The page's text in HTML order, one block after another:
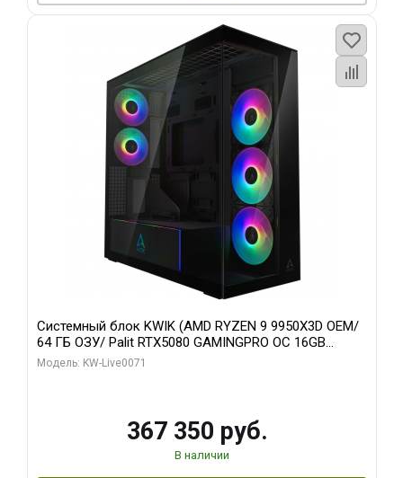
Системный блок KWIK (AMD RYZEN 9 9950X3D OEM/
64 ГБ ОЗУ/ Palit RTX5080 GAMINGPRO OC 16GB
GDDR7 256bit 3xDP HD/ 960 ГБ SSD)
Модель: KW-Live0071
367 350 руб.
В наличии